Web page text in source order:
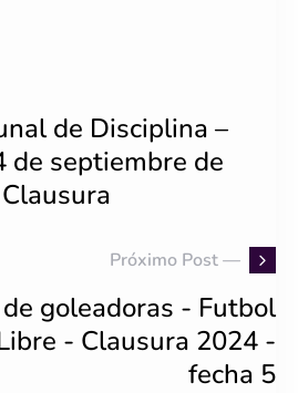
de Disciplina –
de septiembre de
Próximo Post —
goleadoras - Futbol
- Clausura 2024 -
fecha 5